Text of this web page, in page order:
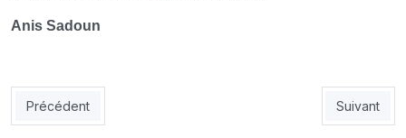
Anis Sadoun
Article précédent : CRB : Bedrane demande un temps de
Précédent Article
Suivant